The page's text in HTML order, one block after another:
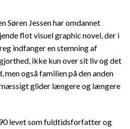
Søren Jessen har omdannet
flot visuel graphic novel, der i
indfanger en stemning af
ikke kun over sit liv og det
også familien på den anden
glider længere og længere
levet som fuldtidsforfatter og